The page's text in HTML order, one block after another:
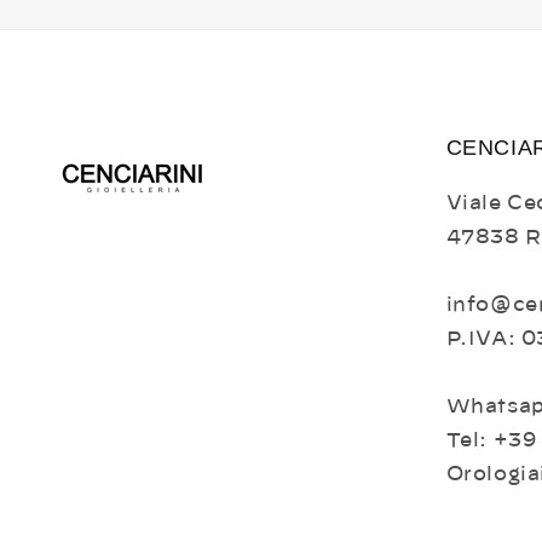
Viale
47838
P.IVA:
Tel: +39